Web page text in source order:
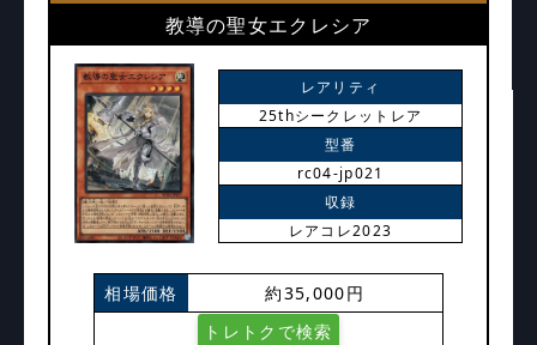
教導の聖女エクレシア
レアリティ
25thシークレットレア
型番
rc04-jp021
収録
レアコレ2023
相場価格
約35,000円
トレトクで検索